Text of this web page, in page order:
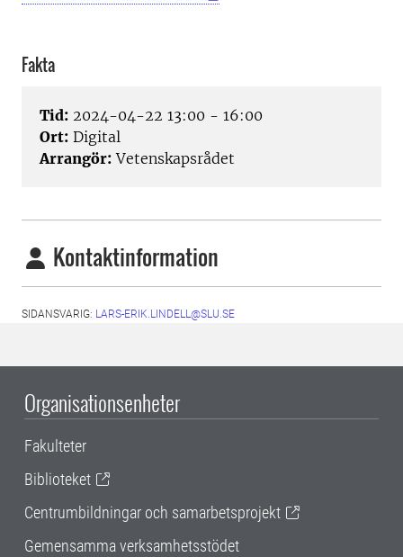
Fakta
Tid: 2024-04-22 13:00 - 16:00
Ort: Digital
Arrangör: Vetenskapsrådet
Kontaktinformation
SIDANSVARIG: LARS-ERIK.LINDELL@SLU.SE
Organisationsenheter
Fakulteter
Biblioteket
Centrumbildningar och samarbetsprojekt
Gemensamma verksamhetsstödet